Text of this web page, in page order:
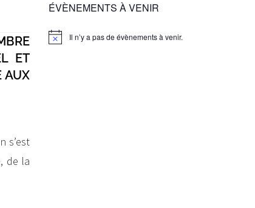
ET
AUX
s’est
de la
ÉVÈNEMENTS À VENIR
Il n’y a pas de évènements à venir.